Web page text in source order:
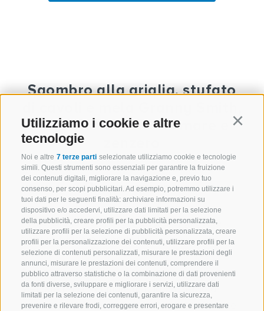
Utilizziamo i cookie e altre
tecnologie
Noi e altre 7 terze parti selezionate utilizziamo cookie e tecnologie
simili. Questi strumenti sono essenziali per garantire la fruizione
dei contenuti digitali, migliorare la navigazione e, previo tuo
consenso, per scopi pubblicitari. Ad esempio, potremmo utilizzare i
tuoi dati per le seguenti finalità: archiviare informazioni su
dispositivo e/o accedervi, utilizzare dati limitati per la selezione
della pubblicità, creare profili per la pubblicità personalizzata,
utilizzare profili per la selezione di pubblicità personalizzata, creare
profili per la personalizzazione dei contenuti, utilizzare profili per la
selezione di contenuti personalizzati, misurare le prestazioni degli
annunci, misurare le prestazioni dei contenuti, comprendere il
pubblico attraverso statistiche o la combinazione di dati provenienti
da fonti diverse, sviluppare e migliorare i servizi, utilizzare dati
limitati per la selezione dei contenuti, garantire la sicurezza,
prevenire e rilevare frodi, correggere errori, erogare e presentare
Sgombro alla griglia, stufato
sughetto di frutti di mare e
Preparazione
Pulire lo sgombro, oliare e salare, grigliare
oppure friggere in padella.
Salsa
Mettere i frutti di mare in una casseruola
insieme al vino bianco, al timo, all’aglio e alle